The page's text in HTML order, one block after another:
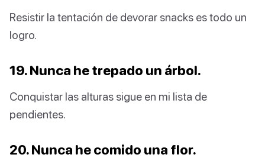
Resistir la tentación de devorar snacks es todo un
logro.
19. Nunca he trepado un árbol.
Conquistar las alturas sigue en mi lista de
pendientes.
20. Nunca he comido una flor.